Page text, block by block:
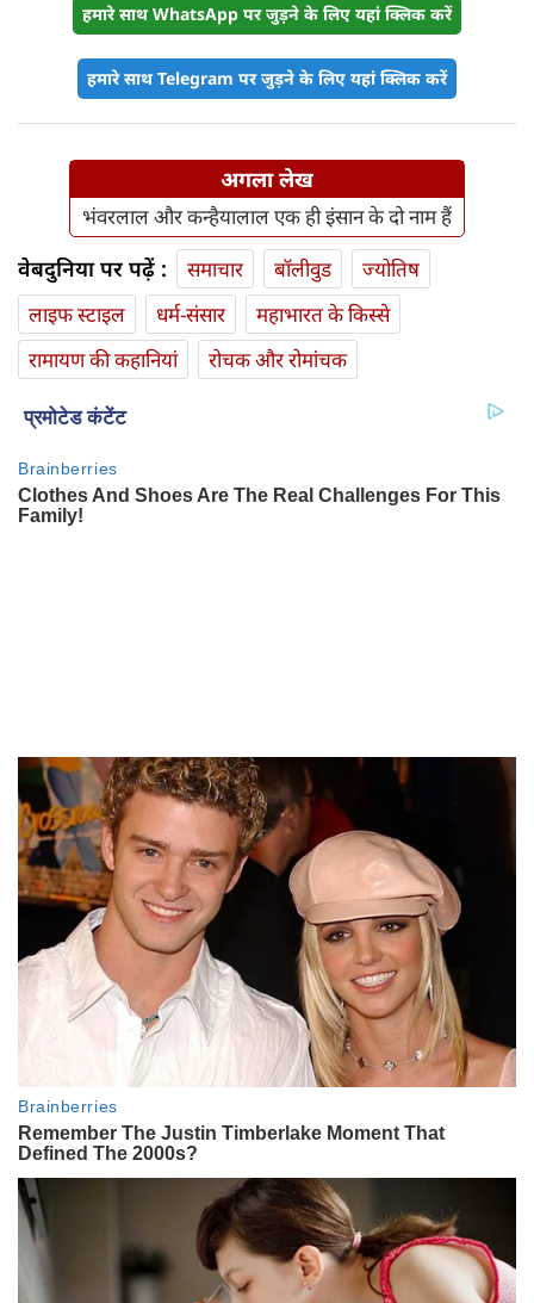
हमारे साथ WhatsApp पर जुड़ने के लिए यहां क्लिक करें
हमारे साथ Telegram पर जुड़ने के लिए यहां क्लिक करें
अगला लेख
भंवरलाल और कन्हैयालाल एक ही इंसान के दो नाम हैं
वेबदुनिया पर पढ़ें : समाचार बॉलीवुड
ज्योतिष
लाइफ स्‍टाइल
धर्म-संसार
महाभारत के किस्से
रामायण की कहानियां
रोचक और रोमांचक